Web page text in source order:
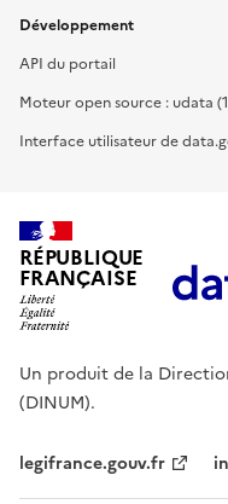
Développement
API du portail
Moteur open source : udata
Interface utilisateur de
RÉPUBLIQUE
FRANÇAISE
Un produit de la
(DINUM).
legifrance.gouv.fr